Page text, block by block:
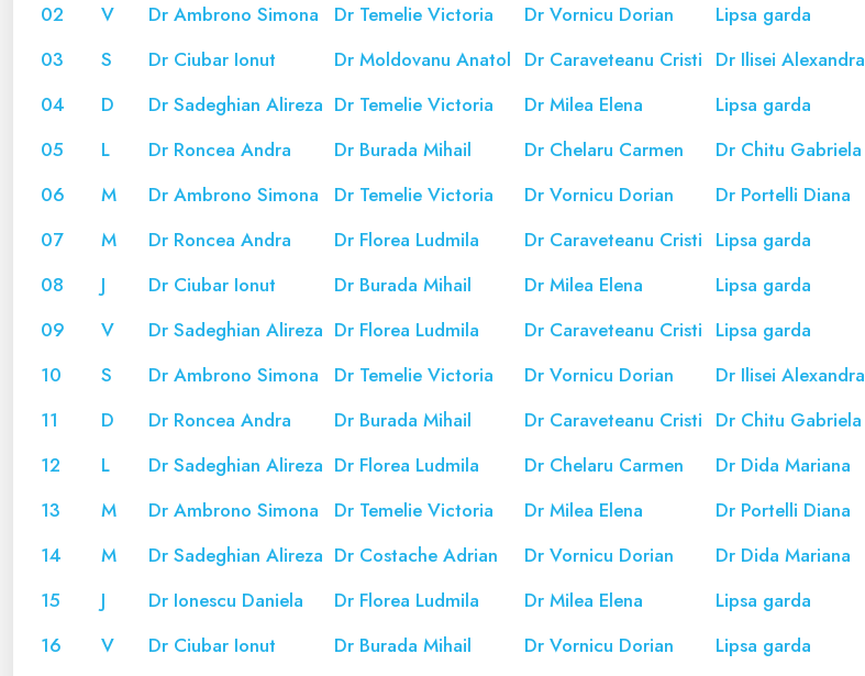
02
V Dr Ambrono Simona Dr Temelie Victoria Dr Vornicu Dorian
Lipsa garda
03
S Dr Ciubar Ionut Dr Moldovanu Anatol Dr Caraveteanu Cristi Dr Ilisei Alexandra
04
D Dr Sadeghian Alireza Dr Temelie Victoria Dr Milea Elena
Lipsa garda
05
L Dr Roncea Andra Dr Burada Mihail Dr Chelaru Carmen
Dr Chitu Gabriela
06
M Dr Ambrono Simona Dr Temelie Victoria Dr Vornicu Dorian
Dr Portelli Diana
07
M Dr Roncea Andra Dr Florea Ludmila Dr Caraveteanu Cristi Lipsa garda
08
J Dr Ciubar Ionut Dr Burada Mihail Dr Milea Elena
Lipsa garda
09
V Dr Sadeghian Alireza Dr Florea Ludmila Dr Caraveteanu Cristi Lipsa garda
10
S Dr Ambrono Simona Dr Temelie Victoria Dr Vornicu Dorian
Dr Ilisei Alexandra
11
D Dr Roncea Andra Dr Burada Mihail Dr Caraveteanu Cristi Dr Chitu Gabriela
12
L Dr Sadeghian Alireza Dr Florea Ludmila Dr Chelaru Carmen
Dr Dida Mariana
13
M Dr Ambrono Simona Dr Temelie Victoria Dr Milea Elena
Dr Portelli Diana
14
M Dr Sadeghian Alireza Dr Costache Adrian Dr Vornicu Dorian
Dr Dida Mariana
15
J Dr Ionescu Daniela Dr Florea Ludmila Dr Milea Elena
Lipsa garda
16
V Dr Ciubar Ionut Dr Burada Mihail Dr Vornicu Dorian
Lipsa garda